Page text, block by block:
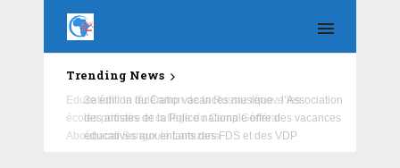
Trending News
Education : la fédération de la Russie rénove les
écoles primaire et collège du Camp Général
Aboubacar Sangoulé Lamizana